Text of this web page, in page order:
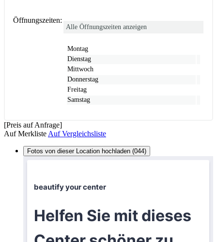
Öffnungszeiten:
Alle Öffnungszeiten anzeigen
Montag
Dienstag
Mittwoch
Donnerstag
Freitag
Samstag
[Preis auf Anfrage]
Auf Merkliste Auf Vergleichsliste
Fotos von dieser Location hochladen (044)